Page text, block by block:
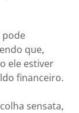
pode
que,
ele estiver
financeiro.
sensata,